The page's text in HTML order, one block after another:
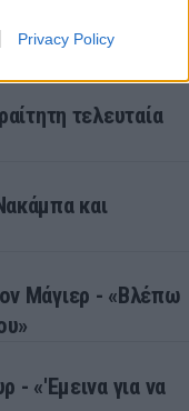
Privacy Policy
Μονκαντά για
τελευταία
και
Μάγιερ - «Βλέπω
- «'Εμεινα για να